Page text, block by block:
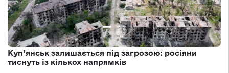
Куп’янськ залишається під загрозою: росіяни
тиснуть із кількох напрямків